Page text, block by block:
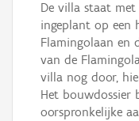
De villa staat
ingeplant op een
Flamingolaan en
van de
villa nog door,
Het bouwdossier
oorspronkelijke